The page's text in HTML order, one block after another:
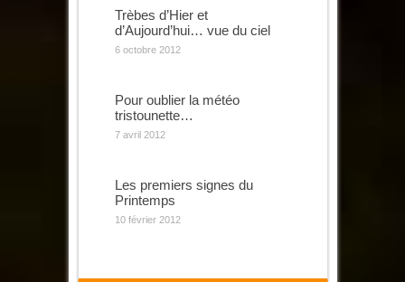
Trèbes d’Hier et
d’Aujourd’hui… vue du ciel
6 octobre 2012
Pour oublier la météo
tristounette…
7 avril 2012
Les premiers signes du
Printemps
10 février 2012